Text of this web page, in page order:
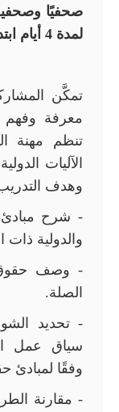
صحفيًا
لمدة 4 أيام ابتداءً من الـ15 من نيسان/إبريل 2024.
تمكَّن
معرفة وفهم
تنظم مهنة
الآليات
وهدف
- شرح مبادئ
والدولية ذات
- وصف حقوق
الصلة.
- تحديد
سياق عمل
وفقًا لمبادئ
- مقارنة